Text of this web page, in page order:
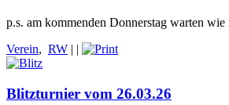
p.s. am kommenden Donnerstag warten
Verein, RW | |
Blitzturnier vom 26.03.26